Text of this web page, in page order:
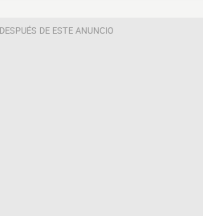
DE ESTE ANUNCIO